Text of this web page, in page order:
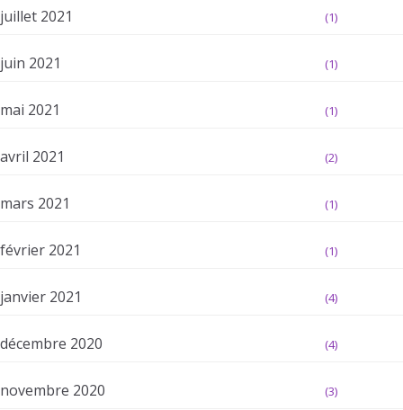
juillet 2021 (1)
juin 2021 (1)
mai 2021 (1)
avril 2021 (2)
mars 2021 (1)
février 2021 (1)
janvier 2021 (4)
décembre 2020 (4)
novembre 2020 (3)